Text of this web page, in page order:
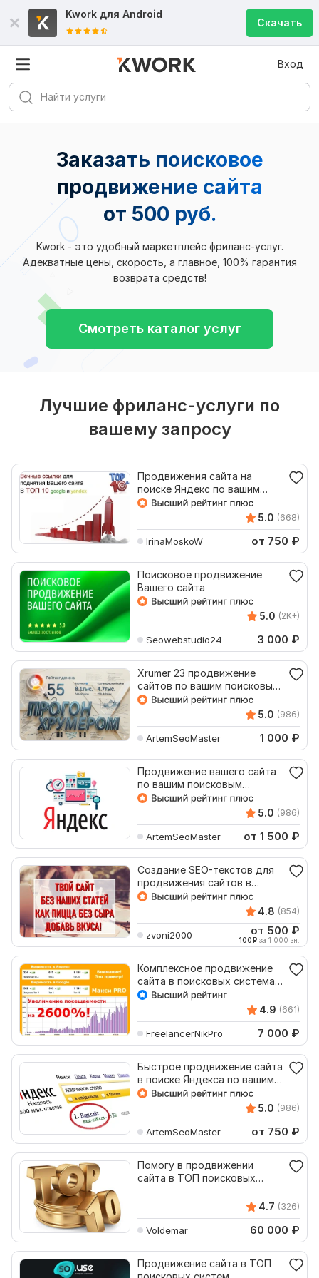
Kwork для Android
Скачать
Вход
Заказать поисковое
продвижение сайта
от 500 руб.
Kwork - это удобный маркетплейс фриланс-услуг.
Адекватные цены, скорость, а главное, 100% гарантия
возврата средств!
Смотреть каталог услуг
Лучшие фриланс-услуги по
вашему запросу
Продвижения сайта на
поиске Яндекс по вашим
поисковым запросам ТОП 10
5.0 (668)
IrinaMoskoW от 750 ₽
Поисковое продвижение
Вашего сайта
5.0 (2K+)
Seowebstudio24 3 000 ₽
Xrumer 23 продвижение
сайтов по вашим поисковым
запросам
5.0 (986)
ArtemSeoMaster 1 000 ₽
Продвижение вашего сайта
по вашим поисковым
запросам в Яндекс ТОП 10
5.0 (986)
ArtemSeoMaster от 1 500 ₽
Создание SEO-текстов для
продвижения сайтов в
поисковых системах
4.8 (854)
zvoni2000 от 500 ₽
100₽ за 1 000 зн.
Комплексное продвижение
сайта в поисковых системах
Яндекс, Google
4.9 (661)
FreelancerNikPro 7 000 ₽
Быстрое продвижение сайта
в поиске Яндекса по вашим
поисковым запросам
5.0 (986)
ArtemSeoMaster от 750 ₽
Помогу в продвижении
сайта в ТОП поисковых
4.7 (326)
Voldemar 60 000 ₽
Продвижение сайта в ТОП